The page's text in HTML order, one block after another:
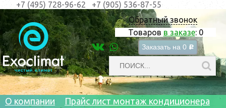
Обратный звонок
Товаров в заказе: 0
Заказать на 0 c
+7 (495) 728-96-62 +7 (905) 536-87-55
О компании
Прайс лист монтаж кондиционера